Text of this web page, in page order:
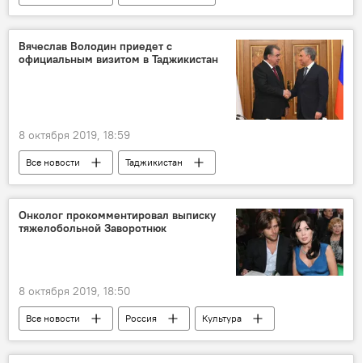
Общество
Образование
Крым
Вячеслав Володин приедет с
официальным визитом в Таджикистан
8 октября 2019, 18:59
Все новости
Таджикистан
Политика
Вячеслав Володин
Онколог прокомментировал выписку
тяжелобольной Заворотнюк
8 октября 2019, 18:50
Все новости Россия
Культура
Анастасия Заворотнюк